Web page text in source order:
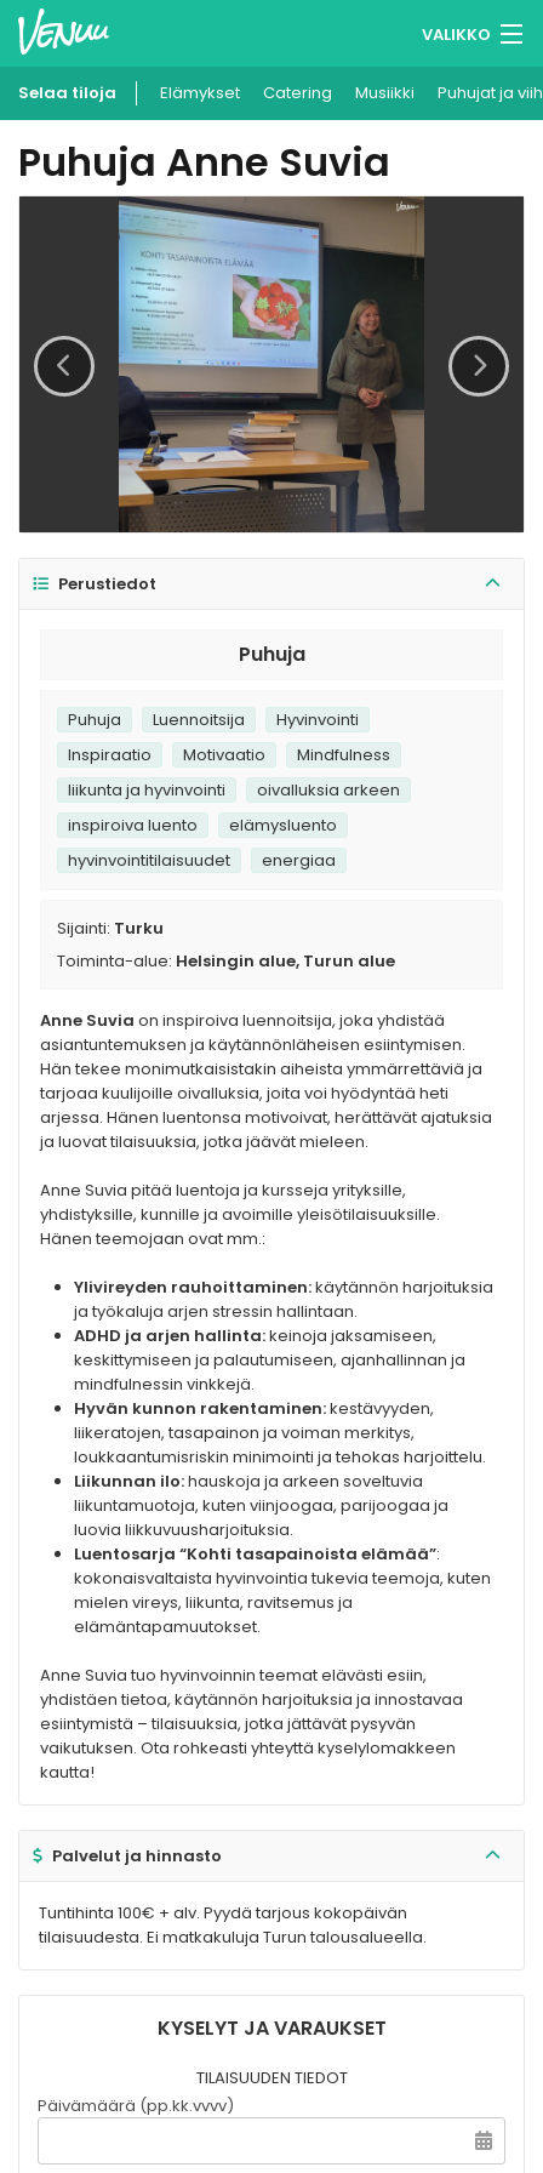
VALIKKO
Muistilistasi
Kirjaudu
Suomi
Ilmoita kohteesi
Selaa tiloja Elämykset Catering Musiikki Puhujat ja
Puhuja Anne Suvia
Perustiedot
Anne Suvia on inspiroiva luennoitsija, joka yhdistää
asiantuntemuksen ja käytännönläheisen esiintymisen.
Hän tekee monimutkaisistakin aiheista ymmärrettäviä ja
tarjoaa kuulijoille oivalluksia, joita voi hyödyntää heti
arjessa. Hänen luentonsa motivoivat, herättävät ajatuksia
ja luovat tilaisuuksia, jotka jäävät mieleen.
Anne Suvia pitää luentoja ja kursseja yrityksille,
yhdistyksille, kunnille ja avoimille yleisötilaisuuksille.
Hänen teemojaan ovat mm.:
Ylivireyden rauhoittaminen:käytännön harjoituksia
ja työkaluja arjen stressin hallintaan.
ADHD ja arjen hallinta:keinoja jaksamiseen,
keskittymiseen ja palautumiseen, ajanhallinnan ja
mindfulnessin vinkkejä.
Hyvän kunnon rakentaminen:kestävyyden,
liikeratojen, tasapainon ja voiman merkitys,
loukkaantumisriskin minimointi ja tehokas harjoittelu.
Liikunnan ilo:hauskoja ja arkeen soveltuvia
liikuntamuotoja, kuten viinjoogaa, parijoogaa ja
luovia liikkuvuusharjoituksia.
Luentosarja “Kohti tasapainoista elämää”:
kokonaisvaltaista hyvinvointia tukevia teemoja, kuten
mielen vireys, liikunta, ravitsemus ja
elämäntapamuutokset.
Anne Suvia tuo hyvinvoinnin teemat elävästi esiin,
yhdistäen tietoa, käytännön harjoituksia ja innostavaa
esiintymistä – tilaisuuksia, jotka jättävät pysyvän
vaikutuksen. Ota rohkeasti yhteyttä kyselylomakkeen
kautta!
Puhuja
Puhuja Luennoitsija
Hyvinvointi
Inspiraatio
Motivaatio
Mindfulness
liikunta ja hyvinvointi
oivalluksia arkeen
inspiroiva luento
elämysluento
hyvinvointitilaisuudet
energiaa
Sijainti: Turku
Toiminta-alue: Helsingin alue, Turun alue
Palvelut ja hinnasto
Tuntihinta 100€ + alv. Pyydä tarjous kokopäivän
tilaisuudesta. Ei matkakuluja Turun talousalueella.
KYSELYT JA VARAUKSET
TILAISUUDEN TIEDOT
Päivämäärä (pp.kk.vvvv)